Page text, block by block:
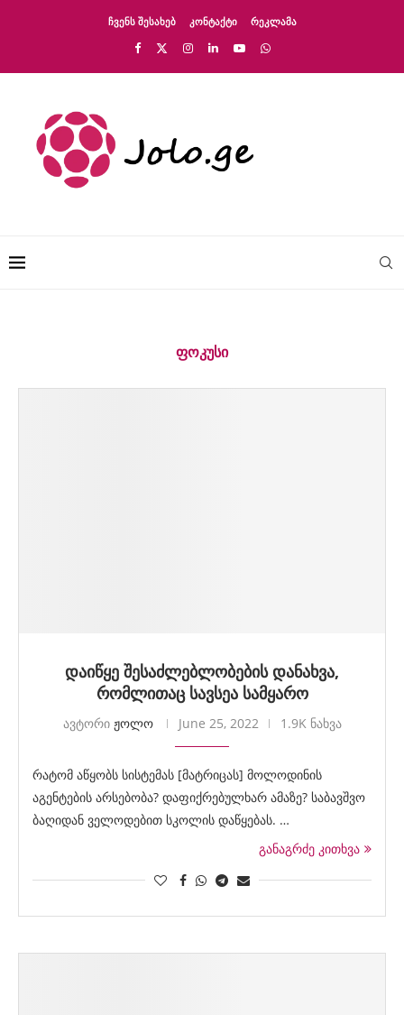
ᲩᲕᲔᲜᲡ ᲨᲔᲡᲐᲮᲔᲑ ᲙᲝᲜᲢᲐᲥᲢᲘ ᲠᲔᲙᲚᲐᲛᲐ
ᲤᲝᲙᲣᲡᲘ
დაიწყე შესაძლებლობების დანახვა,
რომლითაც სავსეა სამყარო
ავტორი ჟოლო June 25, 2022 1.9K ნახვა
რატომ აწყობს სისტემას [მატრიცას] მოლოდინის
აგენტების არსებობა? დაფიქრებულხარ ამაზე? საბავშვო
ბაღიდან ველოდებით სკოლის დაწყებას. …
განაგრძე კითხვა